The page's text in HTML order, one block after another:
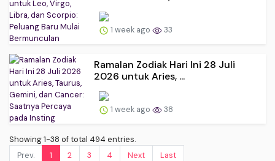
1 week ago 33
Ramalan Zodiak Hari Ini 28 Juli
2026 untuk Aries, ...
1 week ago 38
Showing 1-38 of total 494 entries.
Prev.
1 2 3 4 Next Last